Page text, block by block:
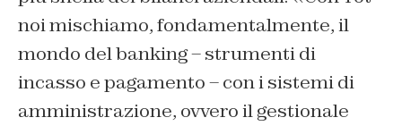
noi mischiamo, fondamentalmente, il
mondo del banking – strumenti di
incasso e pagamento – con i sistemi di
amministrazione, ovvero il gestionale